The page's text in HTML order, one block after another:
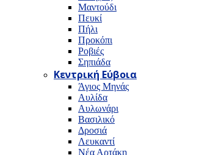
Μαντούδι
Πευκί
Πήλι
Προκόπι
Ροβιές
Σηπιάδα
Κεντρική Εύβοια
Άγιος Μηνάς
Αυλίδα
Αυλωνάρι
Βασιλικό
Δροσιά
Λευκαντί
Νέα Αρτάκη